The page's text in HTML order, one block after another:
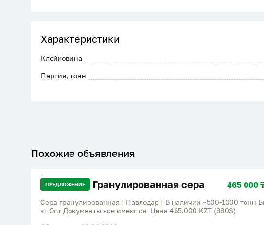
Характеристики
Клейковина
Партия, тонн
Похожие объявления
ПРЕДЛОЖЕНИЕ Гранулированная сера
Сера гранулированная | Павлодар | В наличии ~500-1000 тонн
кг Опт Документы все имеются Цена 465.000 KZT (980$)